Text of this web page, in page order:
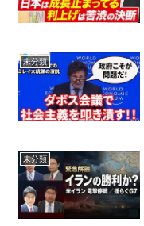
未分類
未分類